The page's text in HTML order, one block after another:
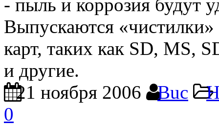
- пыль и коррозия будут
Выпускаются
карт, таких как SD, MS,
и другие.
21 ноября 2006
Buc
0